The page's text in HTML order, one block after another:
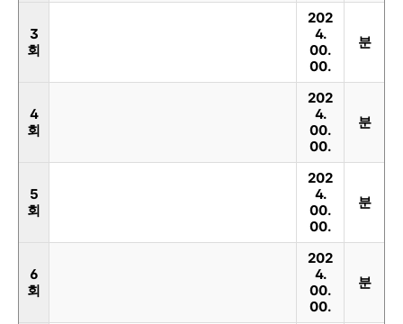
3
회
202
4.
00.
00.
분
4
회
202
4.
00.
00.
분
5
회
202
4.
00.
00.
분
6
회
202
4.
00.
00.
분